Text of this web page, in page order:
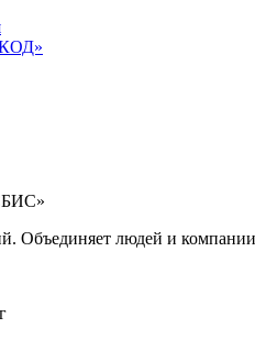
Объединяет людей и